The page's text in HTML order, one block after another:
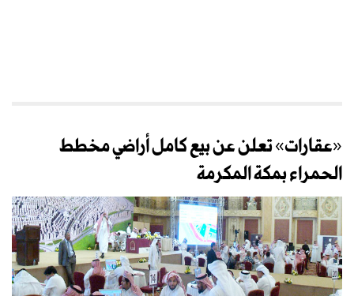
«عقارات» تعلن عن بيع كامل أراضي مخطط
الحمراء بمكة المكرمة